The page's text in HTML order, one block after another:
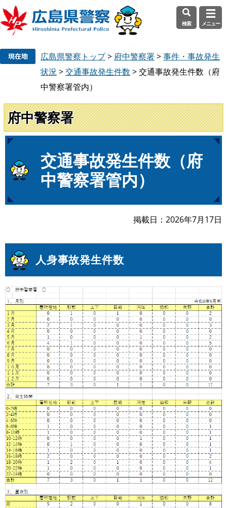
頭
で
す
。
飛
ば
し
て
検索 メニュー
広島県警察トップ> 府中警察署>事件・事故発生
状況 >交通事故発生件数 >交通事故発生件数（府
中警察署管内）
府中警察署
文
交通事故発生件数（府
中警察署管内）
掲載日 2026年7月17日
人身事故発生件数